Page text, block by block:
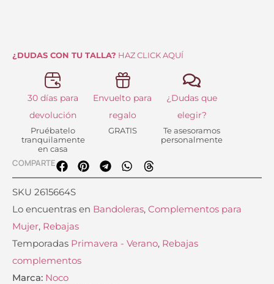
¿DUDAS CON TU TALLA? HAZ CLICK AQUÍ
30 días para
devolución
Pruébatelo
tranquilamente
en casa
Envuelto para
regalo
GRATIS
¿Dudas que
elegir?
Te asesoramos
personalmente
COMPARTE
SKU 2615664S
Lo encuentras en Bandoleras, Complementos para
Mujer, Rebajas
Temporadas Primavera - Verano, Rebajas
complementos
Marca: Noco